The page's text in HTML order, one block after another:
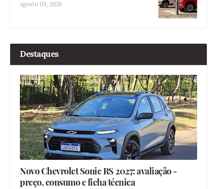
agosto 03, 2026
Destaques
Novo Chevrolet Sonic RS 2027: avaliação -
preço, consumo e ficha técnica